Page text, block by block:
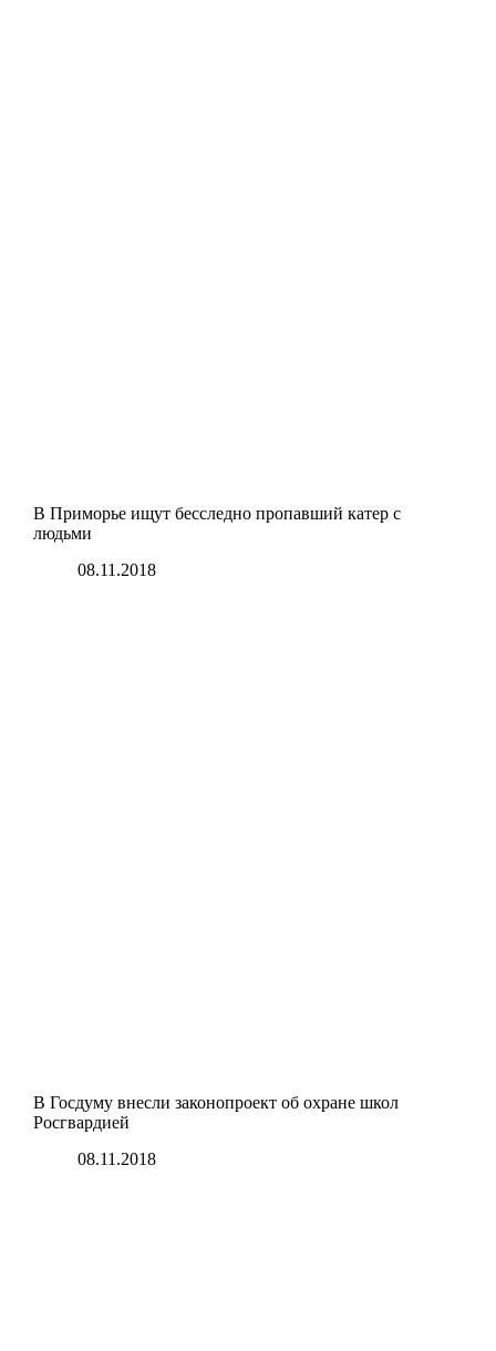
В Приморье ищут бесследно пропавший катер с
людьми
08.11.2018
В Госдуму внесли законопроект об охране школ
Росгвардией
08.11.2018